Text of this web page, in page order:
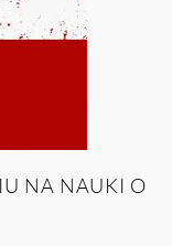
NA NAUKI O